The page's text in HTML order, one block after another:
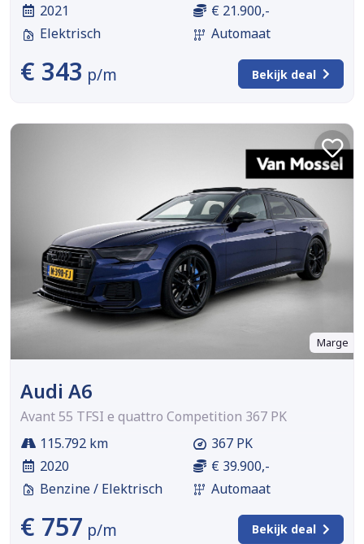
2021
Elektrisch
€ 21.900,-
Automaat
€ 343 p/m Bekijk deal
Marge
Audi A6
Avant 55 TFSI e quattro Competition 367 PK
115.792 km
2020
Benzine / Elektrisch
367 PK
€ 39.900,-
Automaat
€ 757 p/m Bekijk deal